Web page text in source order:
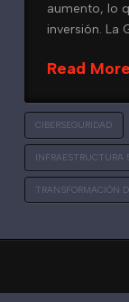
aumento, lo
inversión. La
Read More
CIBERSEGURIDAD
INFRAESTRUCTURA
TRANSFORMACIÓN